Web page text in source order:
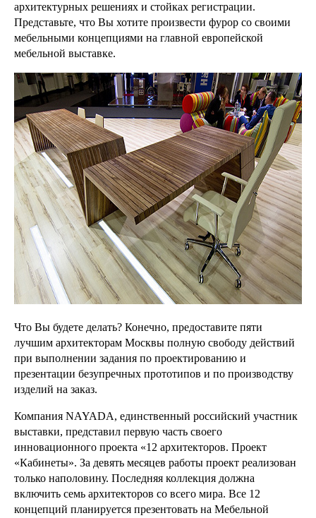
архитектурных решениях и стойках регистрации.
Представьте, что Вы хотите произвести фурор со своими
мебельными концепциями на главной европейской
мебельной выставке.
Что Вы будете делать? Конечно, предоставите пяти
лучшим архитекторам Москвы полную свободу действий
при выполнении задания по проектированию и
презентации безупречных прототипов и по производству
изделий на заказ.
Компания NAYADA, единственный российский участник
выставки, представил первую часть своего
инновационного проекта «12 архитекторов. Проект
«Кабинеты». За девять месяцев работы проект реализован
только наполовину. Последняя коллекция должна
включить семь архитекторов со всего мира. Все 12
концепций планируется презентовать на Мебельной